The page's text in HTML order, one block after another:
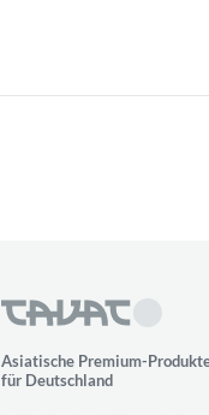
Asiatische Premium-
für Deutschland